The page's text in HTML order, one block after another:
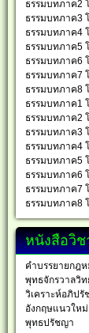
ธรรมบทภาค2
ธรรมบทภาค3
ธรรมบทภาค4
ธรรมบทภาค5
ธรรมบทภาค6
ธรรมบทภาค7
ธรรมบทภาค8
ธรรมบทภาค1
ธรรมบทภาค2
ธรรมบทภาค3
ธรรมบทภาค4
ธรรมบทภาค5
ธรรมบทภาค6
ธรรมบทภาค7
ธรรมบทภาค8
หนังสือวิช
คำบรรยายกฎ
พุทธจักรวาลวิท
วิเคราะห์อภิป
อังกฤษแนวใหม่
พุทธปรัชญา